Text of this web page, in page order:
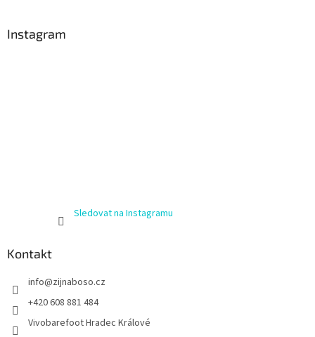
Instagram
Sledovat na Instagramu
Kontakt
info@zijnaboso.cz
+420 608 881 484
Vivobarefoot Hradec Králové